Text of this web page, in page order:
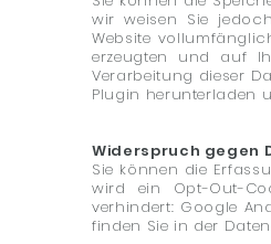
wir weisen Sie
Website
erzeugten und auf
Verarbeitung dieser
Plugin herunterladen
Widerspruch gegen
Sie können die
wird ein Opt-Out-
verhindert: Google
finden Sie in der